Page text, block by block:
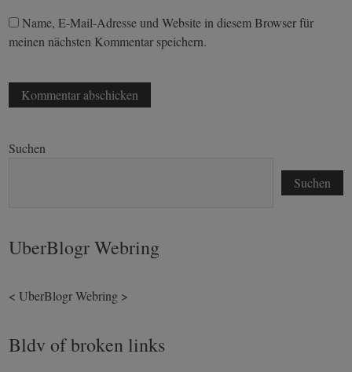
Name, E-Mail-Adresse und Website in diesem Browser für
meinen nächsten Kommentar speichern.
Suchen
Suchen
UberBlogr Webring
< UberBlogr Webring >
Bldv of broken links